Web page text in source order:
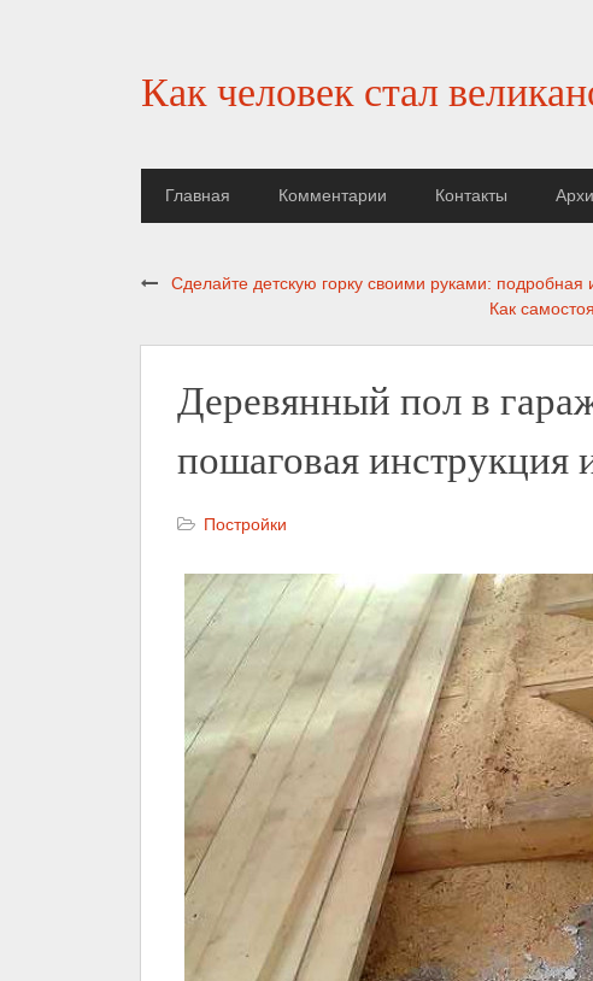
Как человек стал
Главная Комментарии Контакты
Сделайте детскую горку своими руками: подробная
Как
Деревянный пол в
пошаговая инструкция
Постройки